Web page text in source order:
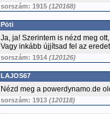
sorszám: 1915 (120168)
Pöti
Ja, ja! Szerintem is nézd meg
Vagy inkább újjítsad fel az
sorszám: 1914 (120126)
LAJOS67
Nézd meg a powerdynamo.de
sorszám: 1913 (120118)